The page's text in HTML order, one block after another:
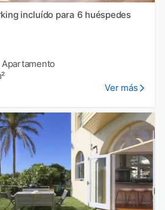
incluído para 6 huéspedes
Ver más